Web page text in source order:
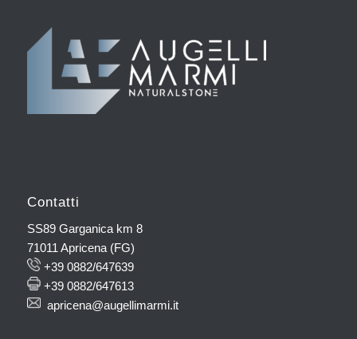
Contatti
SS89 Garganica km 8
71011 Apricena (FG)
+39 0882/647639
+39 0882/647613
apricena@augellimarmi.it